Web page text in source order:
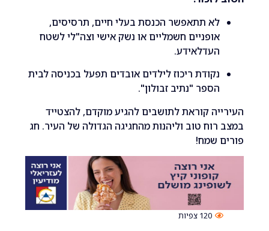
לא תתאפשר הכנסת בעלי חיים, תרסיסים,
אופניים חשמליים או נשק אישי וצה"לי לשטח
נקודת ריכוז לילדים אובדים תפעל בכניסה לבית
הספר "נתיב זבולון".
קוראת לתושבים להגיע מוקדם, להצטייד
טוב וליהנות מהחגיגה הגדולה של העיר. חג